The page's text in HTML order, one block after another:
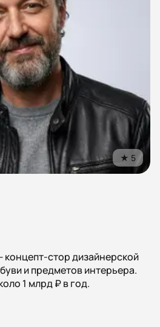
★ 5
концепт-стор дизайнерской
и предметов интерьера.
1 млрд ₽ в год.